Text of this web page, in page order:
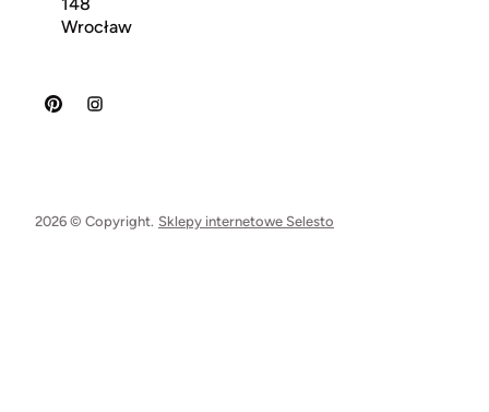
148
Wrocław
2026 © Copyright. Sklepy internetowe Selesto